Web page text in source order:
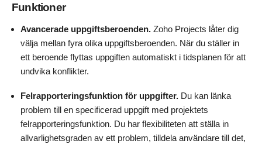
Funktioner
Avancerade uppgiftsberoenden. Zoho Projects låter dig
välja mellan fyra olika uppgiftsberoenden. När du ställer in
ett beroende flyttas uppgiften automatiskt i tidsplanen för att
undvika konflikter.
Felrapporteringsfunktion för uppgifter. Du kan länka
problem till en specificerad uppgift med projektets
felrapporteringsfunktion. Du har flexibiliteten att ställa in
allvarlighetsgraden av ett problem, tilldela användare till det,